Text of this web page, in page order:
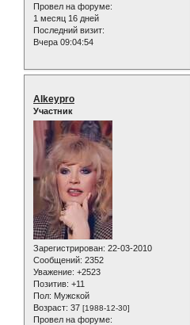
Провел на форуме:
1 месяц 16 дней
Последний визит:
Вчера 09:04:54
Alkeypro
Участник
Зарегистрирован: 22-03-2010
Сообщений: 2352
Уважение: +2523
Позитив: +11
Пол: Мужской
Возраст: 37 [1988-12-30]
Провел на форуме: